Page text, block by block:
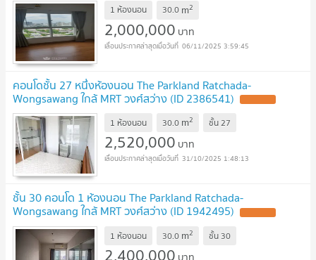
1 ห้องนอน 30.0 m2
2,000,000 บาท
06/11/2025 3:59:45
คอนโดชั้น 27 หนึ่งห้องนอน The Parkland Ratchada-
Wongsawang ใกล้ MRT วงศ์สว่าง (ID 2386541)
1 ห้องนอน 30.0 m2 ชั้น27
2,520,000 บาท
31/10/2025 1:48:13
ชั้น 30 คอนโด 1 ห้องนอน The Parkland Ratchada-
Wongsawang ใกล้ MRT วงศ์สว่าง (ID 1942495)
1 ห้องนอน 30.0 m2 ชั้น 30